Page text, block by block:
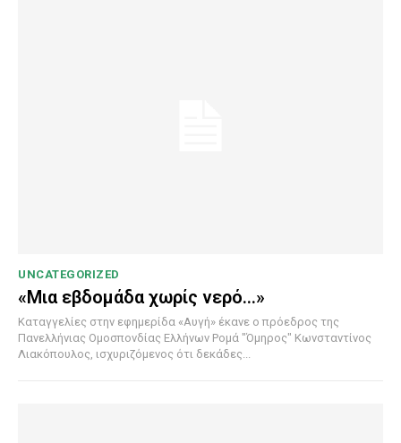
UNCATEGORIZED
«Μια εβδομάδα χωρίς νερό…»
Καταγγελίες στην εφημερίδα «Αυγή» έκανε ο πρόεδρος της
Πανελλήνιας Ομοσπονδίας Ελλήνων Ρομά "Όμηρος" Κωνσταντίνος
Λιακόπουλος, ισχυριζόμενος ότι δεκάδες...